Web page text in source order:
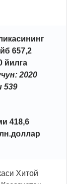
657,2
йилга
2020
539
418,6
Хитой